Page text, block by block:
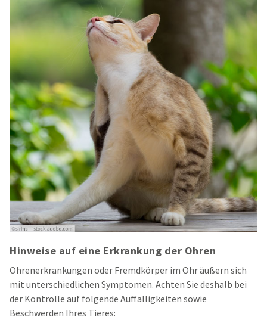
Hinweise auf eine Erkrankung der Ohren
Ohrenerkrankungen oder Fremdkörper im Ohr äußern sich
mit unterschiedlichen Symptomen. Achten Sie deshalb bei
der Kontrolle auf folgende Auffälligkeiten sowie
Beschwerden Ihres Tieres: